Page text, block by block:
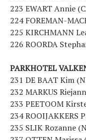
223 EWART Annie
224 FOREMAN-
225 KIRCHMANN
226 ROORDA
PARKHOTEL
231 DE BAAT Kim
232 MARKUS
233 PEETOOM
234 ROOIJAKKERS
235 SLIK Rozanne